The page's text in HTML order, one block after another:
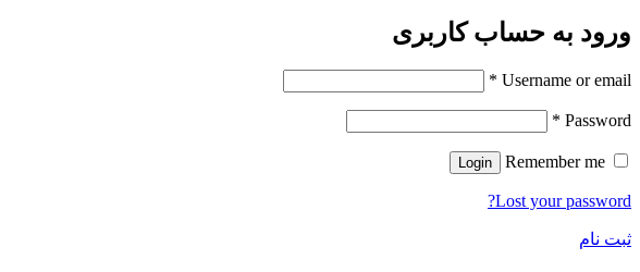
ورود به حساب کاربری
Username or email
*
Password
*
Remember me
Login
Lost your password?
ثبت نام